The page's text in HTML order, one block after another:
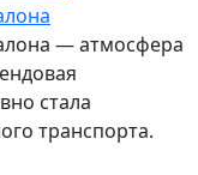
— атмосфера
стала
транспорта.